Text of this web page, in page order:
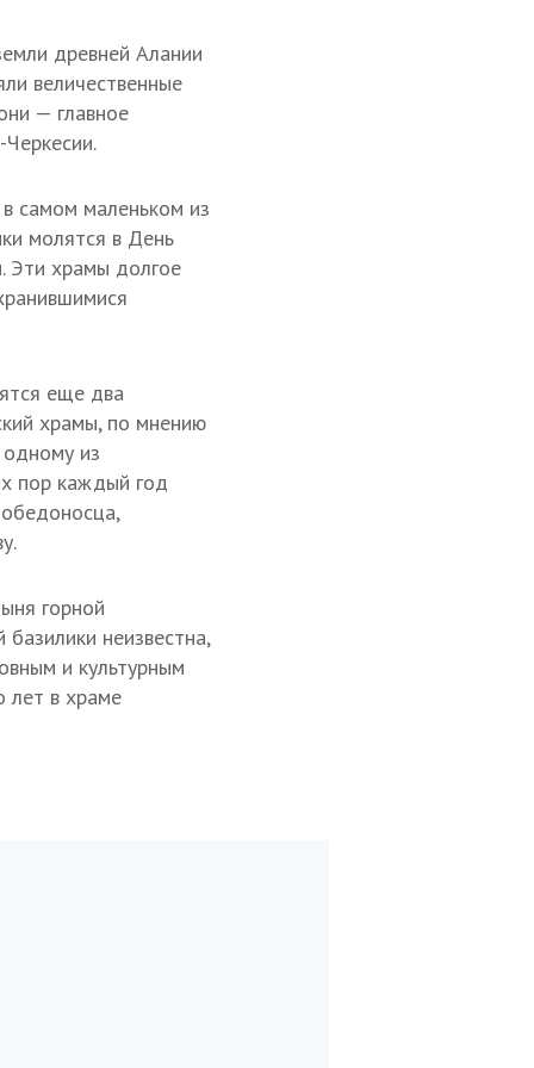
древней Алании
величественные
— главное
самом маленьком из
молятся в День
Эти храмы долгое
еще два
храмы, по мнению
из
пор каждый год
горной
неизвестна,
и культурным
лет в храме